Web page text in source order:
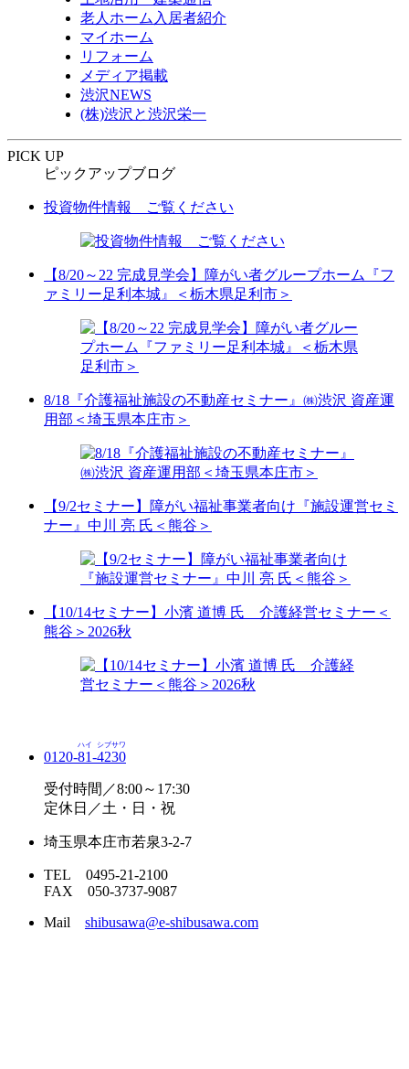
老人ホーム入居者紹介
マイホーム
リフォーム
メディア掲載
渋沢NEWS
(株)渋沢と渋沢栄一
PICK UP
ピックアップブログ
投資物件情報 ご覧ください
【8/20～22 完成見学会】障がい者グループホーム『フ
ァミリー足利本城』＜栃木県足利市＞
8/18『介護福祉施設の不動産セミナー』㈱渋沢 資産運
用部＜埼玉県本庄市＞
【9/2セミナー】障がい福祉事業者向け『施設運営セミ
ナー』中川 亮 氏＜熊谷＞
【10/14セミナー】小濱 道博 氏 介護経営セミナー＜
熊谷＞2026秋
0120-81
ハイ
-4230
シブサワ
受付時間／8:00～17:30
定休日／土・日・祝
埼玉県本庄市若泉3-2-7
TEL 0495-21-2100
FAX 050-3737-9087
Mail shibusawa@e-shibusawa.com